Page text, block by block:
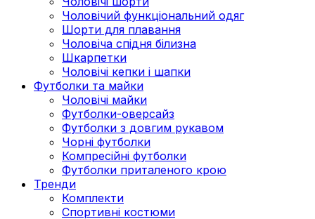
Чоловічий функціональний одяг
Шорти для плавання
Чоловіча спідня білизна
Шкарпетки
Чоловічі кепки і шапки
Футболки та майки
Чоловічі майки
Футболки-оверсайз
Футболки з довгим рукавом
Чорні футболки
Компресійні футболки
Футболки приталеного крою
Тренди
Комплекти
Спортивні костюми